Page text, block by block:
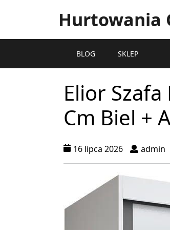
Hurtowania
BLOG SKLEP
Elior
Cm Biel +
16 lipca 2026 admin